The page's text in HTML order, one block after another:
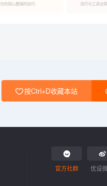
为你用心整理的技巧 技巧与工具全
按Ctrl+D收藏本站
官方社群 优设